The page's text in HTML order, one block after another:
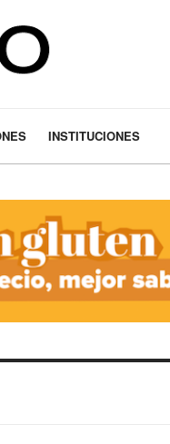
INSTITUCIONES